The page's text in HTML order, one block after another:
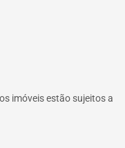
imóveis estão sujeitos a